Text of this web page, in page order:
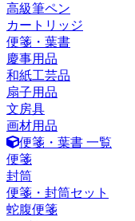
高級筆ペン
カートリッジ
便箋・葉書
慶事用品
和紙工芸品
扇子用品
文房具
画材用品
便箋・葉書 一覧
便箋
封筒
便箋・封筒セット
蛇腹便箋